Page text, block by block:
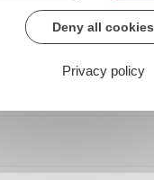
Deny all cookies
Privacy policy